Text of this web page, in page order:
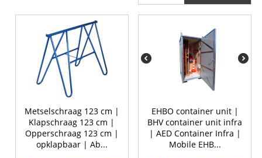
Metselschraag 123 cm |
Klapschraag 123 cm |
Opperschraag 123 cm |
opklapbaar | Ab...
EHBO container unit |
BHV container unit infra
| AED Container Infra |
Mobile EHB...